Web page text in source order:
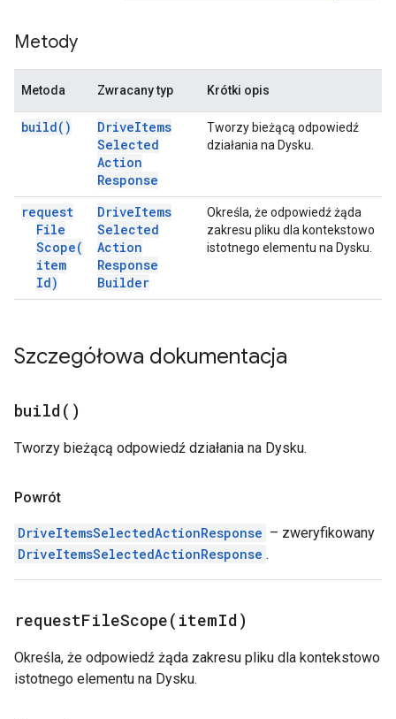
Metody
Metoda Zwracany typ Krótki opis
build( ) DriveItems
Selected
Action
Response
Tworzy bieżącą odpowiedź
działania na Dysku.
request
File
Scope(
item
Id)
DriveItems
Selected
Action
Response
Builder
Określa, że odpowiedź żąda
zakresu pliku dla kontekstowo
istotnego elementu na Dysku.
Szczegółowa dokumentacja
build( )
Tworzy bieżącą odpowiedź działania na Dysku.
Powrót
DriveItemsSelectedActionResponse – zweryfikowany
DriveItemsSelectedActionResponse .
requestFileScope( itemId)
Określa, że odpowiedź żąda zakresu pliku dla kontekstowo
istotnego elementu na Dysku.